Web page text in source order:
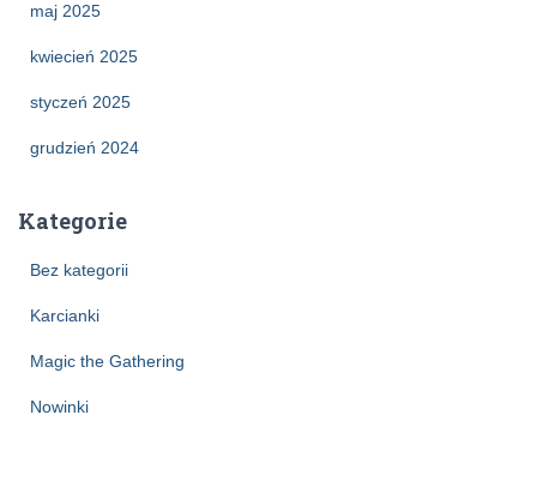
maj 2025
kwiecień 2025
styczeń 2025
grudzień 2024
Kategorie
Bez kategorii
Karcianki
Magic the Gathering
Nowinki